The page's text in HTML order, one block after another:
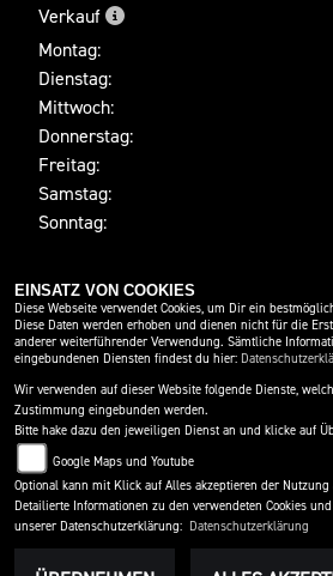
Verkauf
Montag:
Dienstag:
Mittwoch:
Donnerstag:
Freitag:
Samstag:
Sonntag:
SOCIAL MEDIA
IMPRESSUM DATENSCHUTZ
EINSATZ VON COOKIES
Diese Webseite verwendet Cookies, um Dir ein
Diese Daten werden erhoben und dienen nicht für die
anderer weiterführender Verwendung. Sämtliche
eingebundenen Diensten findest du hier:
Wir verwenden auf dieser Website folgende Dienste,
Zustimmung eingebunden werden.
Bitte hake dazu den jeweiligen Dienst an und klicke auf
Google Maps und Youtube
Optional kann mit Klick auf Alles akzeptieren der
Detailierte Informationen zu den verwendeten Cookies
unserer Datenschutzerklärung: Datenschutzerklärung